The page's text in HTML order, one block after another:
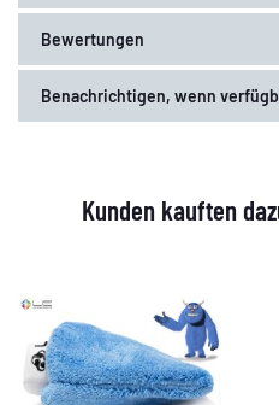
Bewertungen
Benachrichtigen, wenn
Kunden kauften